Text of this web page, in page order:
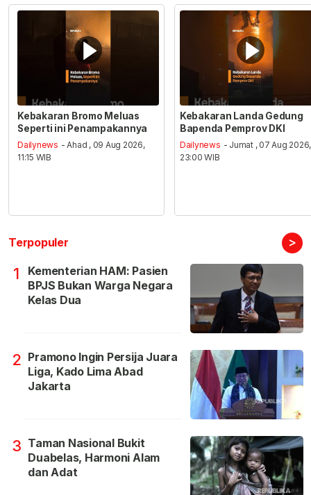
Kebakaran Bromo Meluas
Seperti ini Penampakannya
Dailynews - Ahad , 09 Aug 2026,
11:15 WIB
Kebakaran Landa Gedung
Bapenda Pemprov DKI
Dailynews - Jumat , 07 Aug 2026,
23:00 WIB
Terpopuler >
1
Kementerian HAM: Pasien
BPJS Bukan Warga Negara
Kelas Dua
2 Pramono Ingin Persija Juara
Liga, Kado Lima Abad
Jakarta
3 Taman Nasional Bukit
Duabelas, Harmoni Alam
dan Adat